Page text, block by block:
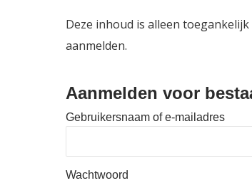
Deze inhoud is alleen
aanmelden.
Aanmelden voor
Gebruikersnaam of e-mailadres
Wachtwoord